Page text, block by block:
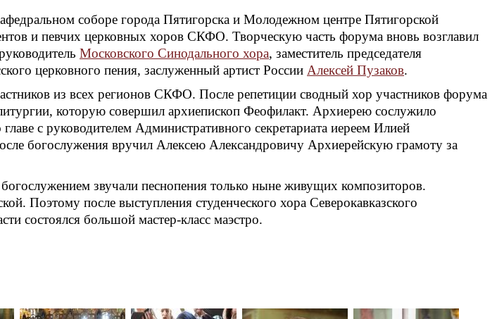
соборе города Пятигорска и Молодежном центре Пятигорской
и певчих церковных хоров СКФО. Творческую часть форума вновь возглавил
Московского Синодального хора, заместитель председателя
церковного пения, заслуженный артист России Алексей Пузаков.
из всех регионов СКФО. После репетиции сводный хор участников форума
которую совершил архиепископ Феофилакт. Архиерею сослужило
с руководителем Административного секретариата иереем Илией
богослужения вручил Алексею Александровичу Архиерейскую грамоту за
звучали песнопения только ныне живущих композиторов.
Поэтому после выступления студенческого хора Северокавказского
состоялся большой мастер-класс маэстро.